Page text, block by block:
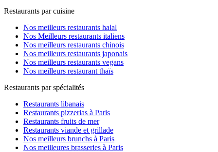
Restaurants par cuisine
Nos meilleurs restaurants halal
Nos Meilleurs restaurants italiens
Nos meilleurs restaurants chinois
Nos meilleurs restaurants japonais
Nos meilleurs restaurants vegans
Nos meilleurs restaurant thaïs
Restaurants par spécialités
Restaurants libanais
Restaurants pizzerias à Paris
Restaurants fruits de mer
Restaurants viande et grillade
Nos meilleurs brunchs à Paris
Nos meilleures brasseries à Paris